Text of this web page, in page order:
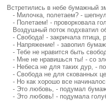
Встретились в небе бумажный
- Милочка, полетаем? -
- Полетаем! - проворковала
Воздушный поток подхватил
- Свобода! - закричала птица,
- Напряжение! - завопил
- Тебе не нравится быть
- Мне не нравишься ты! - со
- Небеса не для таких дур, -
- Свобода не для скованных
- Но как хорошо все
- Это любовь, - подумал
- Это любовь! - подумала